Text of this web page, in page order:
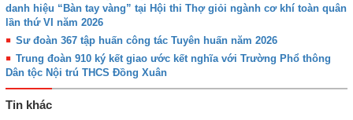
danh hiệu “Bàn tay vàng” tại Hội thi Thợ giỏi ngành cơ khí toàn quân
lần thứ VI năm 2026
Sư đoàn 367 tập huấn công tác Tuyên huấn năm 2026
Trung đoàn 910 ký kết giao ước kết nghĩa với Trường Phổ thông
Dân tộc Nội trú THCS Đồng Xuân
Tin khác